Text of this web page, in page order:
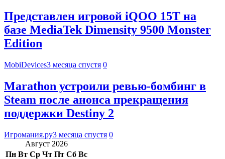
Представлен игровой iQOO 15T на
базе MediaTek Dimensity 9500 Monster
Edition
MobiDevices3 месяца спустя 0
Marathon устроили ревью-бомбинг в
Steam после анонса прекращения
поддержки Destiny 2
Игромания.ру3 месяца спустя 0
Август 2026
Пн Вт Ср Чт Пт Сб Вс